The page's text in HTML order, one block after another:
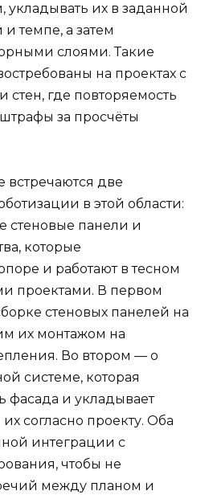
их в заданной
темпе, а затем
слоями. Такие
на проектах с
где повторяемость
за просчёты
встречаются две
в этой области:
стеновые панели и
которые
и работают в тесном
проектами. В первом
стеновых панелей на
их монтажом на
Во втором — о
системе, которая
фасада и укладывает
согласно проекту. Оба
интеграции с
чтобы не
между планом и